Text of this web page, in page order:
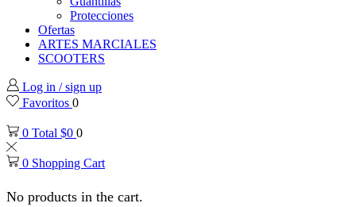
Protecciones
Ofertas
ARTES MARCIALES
SCOOTERS
Log in / sign up
Favoritos 0
0 Total $0 0
0 Shopping Cart
No products in the cart.